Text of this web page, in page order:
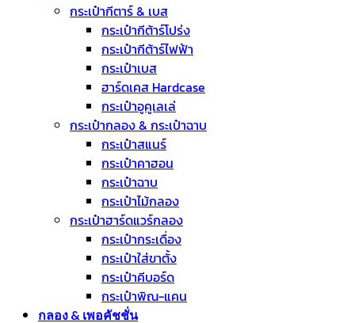
กระเป๋ากีตาร์ & เบส
กระเป๋ากีต้าร์โปร่ง
กระเป๋ากีต้าร์ไฟฟ้า
กระเป๋าเบส
ฮาร์ดเคส Hardcase
กระเป๋าอูคูเลเล่
กระเป๋ากลอง & กระเป๋าฉาบ
กระเป๋าสแนร์
กระเป๋าคาฮอน
กระเป๋าฉาบ
กระเป๋าไม้กลอง
กระเป๋าฮาร์ดแวร์กลอง
กระเป๋ากระเดื่อง
กระเป๋าใส่ขาตั้ง
กระเป๋าคีบอร์ด
กระเป๋าพิณ-แคน
กลอง & เพอคัชชั่น